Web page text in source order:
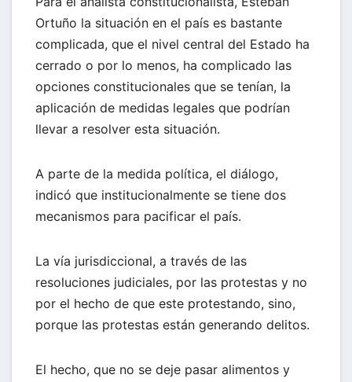
Ortuño la situación en el país es bastante
complicada, que el nivel central del Estado ha
cerrado o por lo menos, ha complicado las
opciones constitucionales que se tenían, la
aplicación de medidas legales que podrían
llevar a resolver esta situación.
A parte de la medida política, el diálogo,
indicó que institucionalmente se tiene dos
mecanismos para pacificar el país.
La vía jurisdiccional, a través de las
resoluciones judiciales, por las protestas y no
por el hecho de que este protestando, sino,
porque las protestas están generando delitos.
El hecho, que no se deje pasar alimentos y